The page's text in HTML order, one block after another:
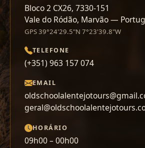
Bloco 2 CX26, 7330-151
Vale do Ródão, Marvão —
GPS 39°24'29.5"N 7°23'39.8"W
TELEFONE
(+351) 963 157 074
EMAIL
HORÁRIO
09h00 – 00h00